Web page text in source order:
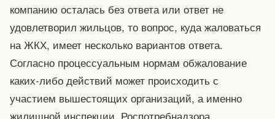
компанию осталась без ответа или ответ не
удовлетворил жильцов, то вопрос, куда жаловаться
на ЖКХ, имеет несколько вариантов ответа.
Согласно процессуальным нормам обжалование
каких-либо действий может происходить с
участием вышестоящих организаций, а именно
жилищной инспекции, Роспотребнадзора,